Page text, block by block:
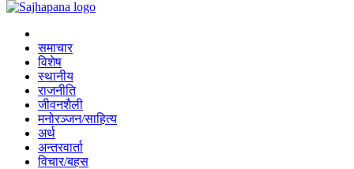
समाचार
विशेष
स्थानीय
राजनीति
जीवनशैली
मनोरञ्जन/साहित्य
अर्थ
अन्तरवार्ता
विचार/बहस